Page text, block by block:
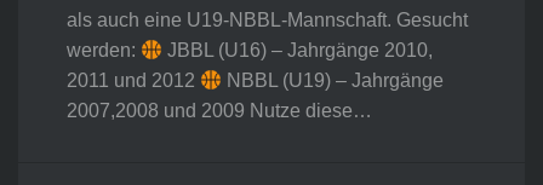
als auch eine U19-NBBL-Mannschaft. Gesucht
werden:
JBBL (U16) – Jahrgänge 2010,
2011 und 2012
NBBL (U19) – Jahrgänge
2007,2008 und 2009 Nutze diese…